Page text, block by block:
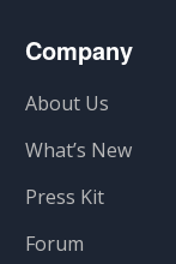
Company
About Us
What’s New
Press Kit
Forum